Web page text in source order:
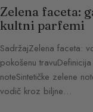
Zelena faceta:
kultni parfemi
SadržajZelena faceta:
pokošenu
noteSintetičke zelene
vodič kroz biljne…